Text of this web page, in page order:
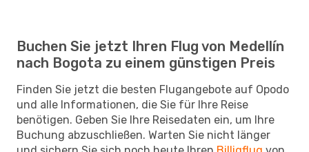
Buchen Sie jetzt Ihren Flug von Medellín
nach Bogota zu einem günstigen Preis
Finden Sie jetzt die besten Flugangebote auf Opodo
und alle Informationen, die Sie für Ihre Reise
benötigen. Geben Sie Ihre Reisedaten ein, um Ihre
Buchung abzuschließen. Warten Sie nicht länger